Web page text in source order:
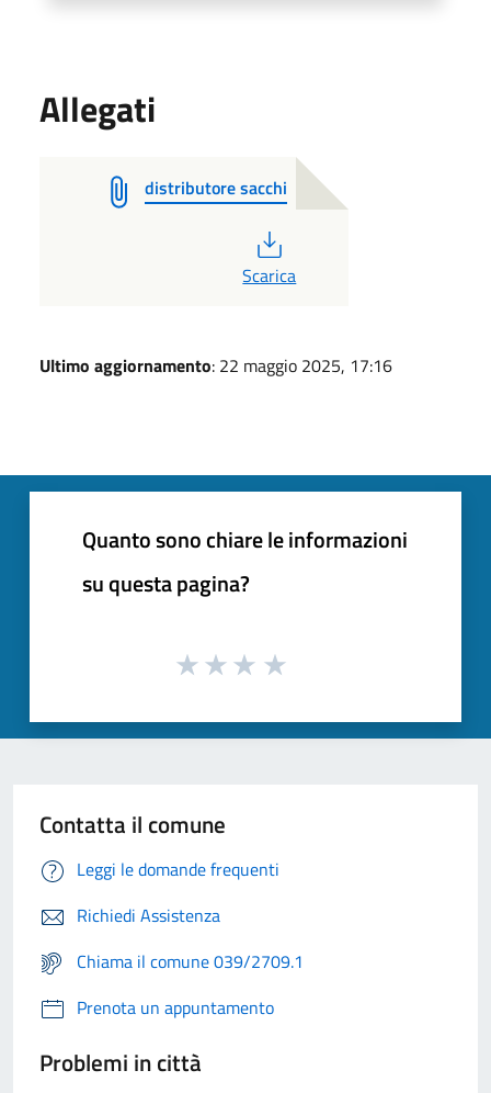
Allegati
distributore sacchi
Scarica
Ultimo aggiornamento: 22 maggio 2025, 17:16
Quanto sono chiare le informazioni
su questa pagina?
Contatta il comune
Leggi le domande frequenti
Richiedi Assistenza
Chiama il comune 039/2709.1
Prenota un appuntamento
Problemi in città